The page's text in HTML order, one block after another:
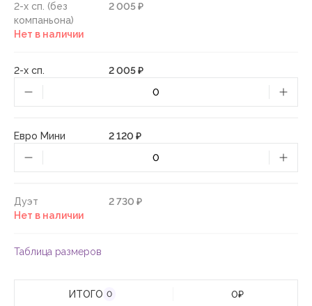
2-х сп. (без
компаньона)
2 005 ₽
Нет в наличии
2-х сп. 2 005 ₽
Евро Мини 2 120 ₽
Дуэт
2 730 ₽
Нет в наличии
Таблица размеров
ИТОГО 0 0₽